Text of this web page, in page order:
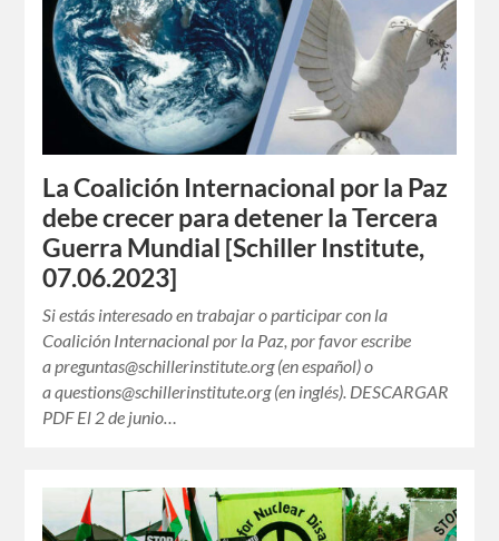
La Coalición Internacional por la Paz
debe crecer para detener la Tercera
Guerra Mundial [Schiller Institute,
07.06.2023]
Si estás interesado en trabajar o participar con la
Coalición Internacional por la Paz, por favor escribe
a preguntas@schillerinstitute.org (en español) o
a questions@schillerinstitute.org (en inglés). DESCARGAR
PDF El 2 de junio…